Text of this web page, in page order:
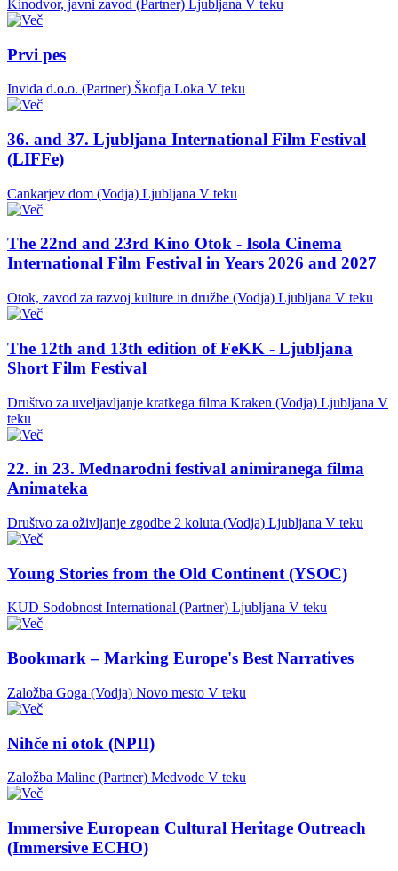
Kinodvor, javni zavod (Partner) Ljubljana V teku
Prvi pes
Invida d.o.o. (Partner) Škofja Loka V teku
36. and 37. Ljubljana International Film Festival
(LIFFe)
Cankarjev dom (Vodja) Ljubljana V teku
The 22nd and 23rd Kino Otok - Isola Cinema
International Film Festival in Years 2026 and 2027
Otok, zavod za razvoj kulture in družbe (Vodja) Ljubljana V teku
The 12th and 13th edition of FeKK - Ljubljana
Short Film Festival
Društvo za uveljavljanje kratkega filma Kraken (Vodja) Ljubljana V
teku
22. in 23. Mednarodni festival animiranega filma
Animateka
Društvo za oživljanje zgodbe 2 koluta (Vodja) Ljubljana V teku
Young Stories from the Old Continent (YSOC)
KUD Sodobnost International (Partner) Ljubljana V teku
Bookmark – Marking Europe's Best Narratives
Založba Goga (Vodja) Novo mesto V teku
Nihče ni otok (NPII)
Založba Malinc (Partner) Medvode V teku
Immersive European Cultural Heritage Outreach
(Immersive ECHO)